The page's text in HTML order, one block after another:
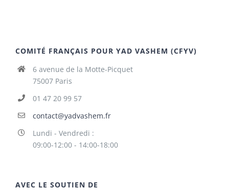
COMITÉ FRANÇAIS POUR YAD VASHEM (CFYV)
6 avenue de la Motte-Picquet
75007 Paris
01 47 20 99 57
contact@yadvashem.fr
Lundi - Vendredi :
09:00-12:00 - 14:00-18:00
AVEC LE SOUTIEN DE